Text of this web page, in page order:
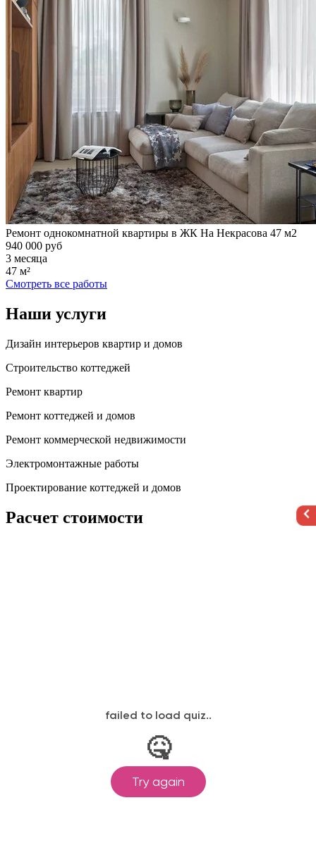
Ремонт однокомнатной квартиры в ЖК На Некрасова 47 м2
940 000 руб
3 месяца
47 м²
Смотреть все работы
Наши услуги
Дизайн интерьеров квартир и домов
Строительство коттеджей
Ремонт квартир
Ремонт коттеджей и домов
Ремонт коммерческой недвижимости
Электромонтажные работы
Проектирование коттеджей и домов
Расчет стоимости